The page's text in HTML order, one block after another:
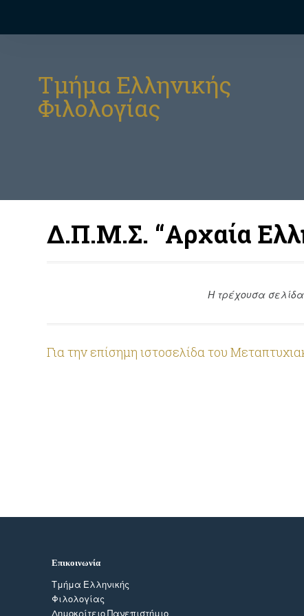
Τμήμα Ελληνικής
Φιλολογίας
Δ.Π.Μ.Σ. “Αρχαία
Η τρέχουσα σελίδα
Για την επίσημη ιστοσελίδα του
Επικοινωνία
Τμήμα Ελληνικής
Φιλολογίας
Δημοκρίτειο Πανεπιστήμιο